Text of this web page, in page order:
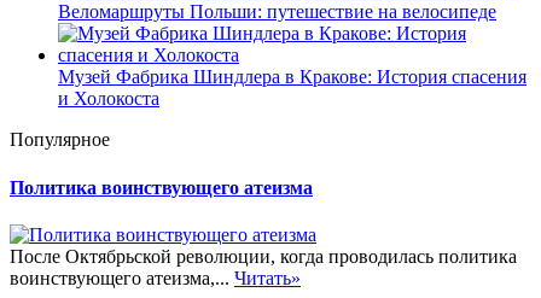
Веломаршруты Польши: путешествие на велосипеде
Музей Фабрика Шиндлера в Кракове: История спасения
и Холокоста
Популярное
Политика воинствующего атеизма
После Октябрьской революции, когда проводилась политика
воинствующего атеизма,... Читать»